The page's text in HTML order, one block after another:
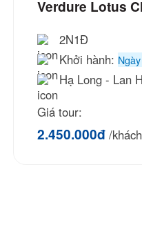
Verdure Lotus
2N1Đ
Khởi hành:
Hạ Long - Lan
Giá tour:
2.450.000đ/khách